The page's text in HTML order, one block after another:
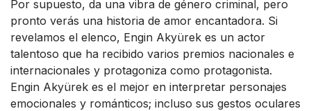
Por supuesto, da una vibra de género criminal, pero
pronto verás una historia de amor encantadora. Si
revelamos el elenco, Engin Akyürek es un actor
talentoso que ha recibido varios premios nacionales e
internacionales y protagoniza como protagonista.
Engin Akyürek es el mejor en interpretar personajes
emocionales y románticos; incluso sus gestos oculares